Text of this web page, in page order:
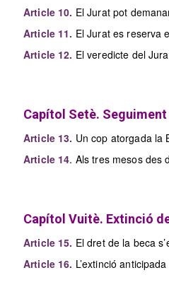
Article 10. El Jurat pot
Article 11. El Jurat es reserva
Article 12. El veredicte del
Capítol Setè. Seguiment
Article 13. Un cop atorgada la
Article 14. Als tres mesos des
Capítol Vuitè. Extinció
Article 15. El dret de la beca
Article 16. L’extinció